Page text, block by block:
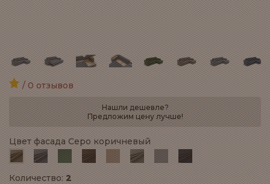
/ 0 отзывов
Нашли дешевле?
Предложим цену лучше!
Цвет фасада Серо коричневый
Количество:2